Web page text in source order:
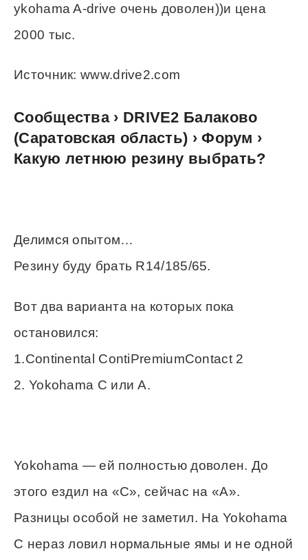
ykohama A-drive очень доволен))и цена
2000 тыс.
Источник: www.drive2.com
Сообщества › DRIVE2 Балаково
(Саратовская область) › Форум ›
Какую летнюю резину выбрать?
Делимся опытом…
Резину буду брать R14/185/65.
Вот два варианта на которых пока
остановился:
1.Continental ContiPremiumContact 2
2. Yokohama C или А.
Yokohama — ей полностью доволен. До
этого ездил на «С», сейчас на «А».
Разницы особой не заметил. На Yokohama
С нераз ловил нормальные ямы и не одной